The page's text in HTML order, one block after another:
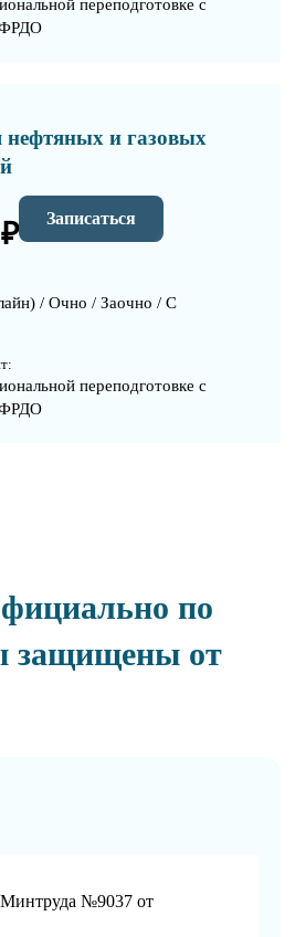
переподготовке с
ФРДО
нефтяных и газовых
Записаться
/ Очно / Заочно / С
переподготовке с
ФРДО
по
защищены от
№9037 от